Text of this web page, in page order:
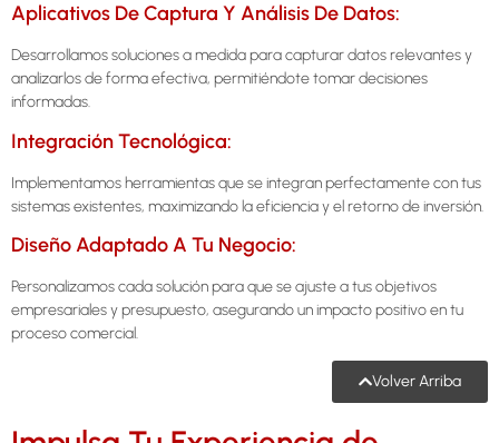
Aplicativos De Captura Y Análisis De Datos:
Desarrollamos soluciones a medida para capturar datos relevantes y
analizarlos de forma efectiva, permitiéndote tomar decisiones
informadas.
Integración Tecnológica:
Implementamos herramientas que se integran perfectamente con tus
sistemas existentes, maximizando la eficiencia y el retorno de inversión.
Diseño Adaptado A Tu Negocio:
Personalizamos cada solución para que se ajuste a tus objetivos
empresariales y presupuesto, asegurando un impacto positivo en tu
proceso comercial.
Volver Arriba